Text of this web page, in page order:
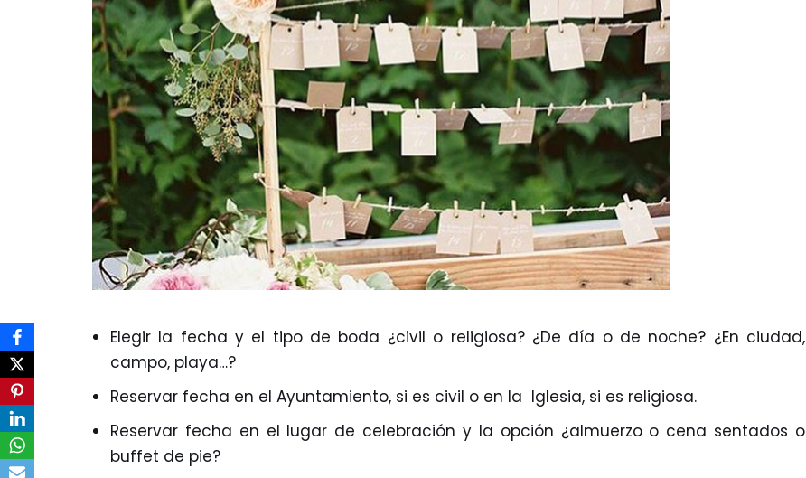
Elegir la fecha y el tipo de boda ¿civil o religiosa? ¿De día o de noche? ¿En ciudad,
campo, playa…?
Reservar fecha en el Ayuntamiento, si es civil o en la Iglesia, si es religiosa.
Reservar fecha en el lugar de celebración y la opción ¿almuerzo o cena sentados o
buffet de pie?